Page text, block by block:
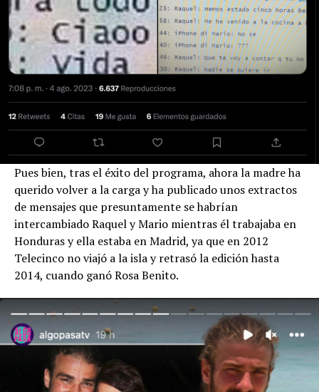
Pues bien, tras el éxito del programa, ahora la madre ha
querido volver a la carga y ha publicado unos extractos
de mensajes que presuntamente se habrían
intercambiado Raquel y Mario mientras él trabajaba en
Honduras y ella estaba en Madrid, ya que en 2012
Telecinco no viajó a la isla y retrasó la edición hasta
2014, cuando ganó Rosa Benito.